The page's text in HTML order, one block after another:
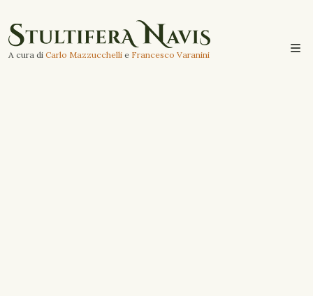
A cura di Carlo Mazzucchelli e Francesco Varanini